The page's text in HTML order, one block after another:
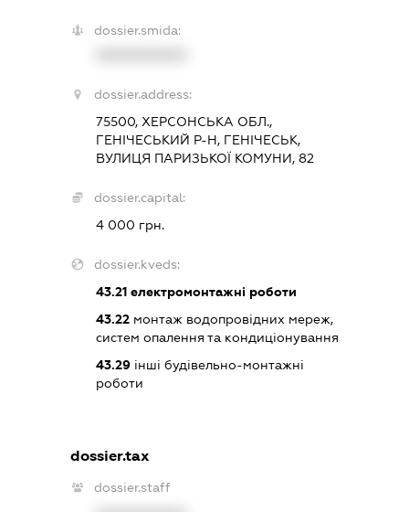
dossier.smida:
dossier.address:
75500, ХЕРСОНСЬКА ОБЛ.,
ГЕНІЧЕСЬКИЙ Р-Н, ГЕНІЧЕСЬК,
ВУЛИЦЯ ПАРИЗЬКОЇ КОМУНИ, 82
dossier.capital:
4 000 грн.
dossier.kveds:
43.21електромонтажні роботи
43.22монтаж водопровідних мереж,
систем опалення та кондиціонування
43.29інші будівельно-монтажні
роботи
dossier.tax
dossier.staff